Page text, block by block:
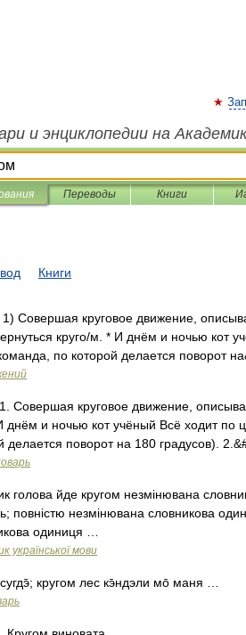
и энциклопедии на
Переводы Книги
Книги
Совершая круговое движение,
круго/м. * И днём и ночью кот
по которой делается поворот
Совершая круговое движение,
днём и ночью кот учёный Всё ходит по
делается поворот на 180 градусов).
голова йде кругом незмінювана
повністю незмінювана словникова
одиниця …
української мови
кругом лес кэ̄ндэли мо̄ маня …